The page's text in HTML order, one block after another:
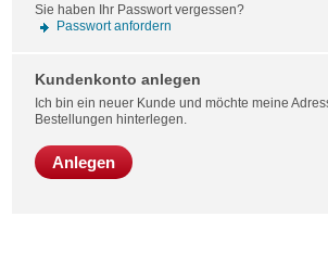
Sie haben Ihr Passwort vergessen?
Passwort anfordern
Kundenkonto anlegen
Ich bin ein neuer Kunde und möchte meine
Bestellungen hinterlegen.
Anlegen